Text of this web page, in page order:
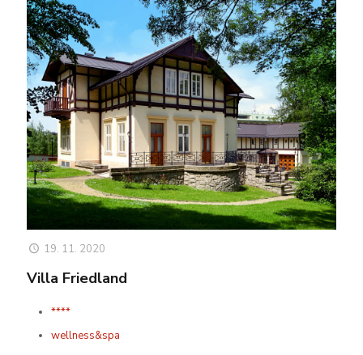
19. 11. 2020
Villa Friedland
****
wellness&spa